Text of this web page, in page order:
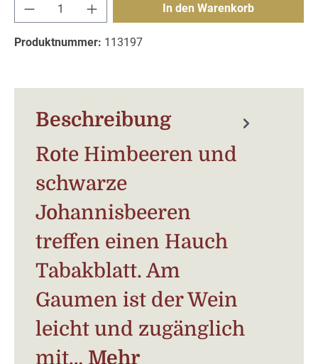
Produkt Anzahl: Gib den gewünschten
In den Warenkorb
Produktnummer: 113197
Beschreibung
Rote Himbeeren und
schwarze
Johannisbeeren
treffen einen Hauch
Tabakblatt. Am
Gaumen ist der Wein
leicht und zugänglich
mit… Mehr